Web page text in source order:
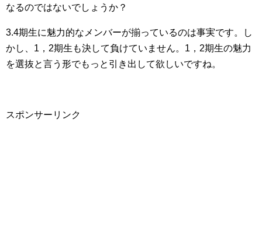
なるのではないでしょうか？
3.4期生に魅力的なメンバーが揃っているのは事実です。し
かし、1，2期生も決して負けていません。1，2期生の魅力
を選抜と言う形でもっと引き出して欲しいですね。
スポンサーリンク